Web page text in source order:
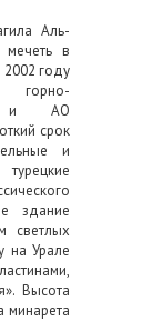
Аль-
мечеть в
году
и АО
срок
и
здание
светлых
на Урале
Высота
минарета